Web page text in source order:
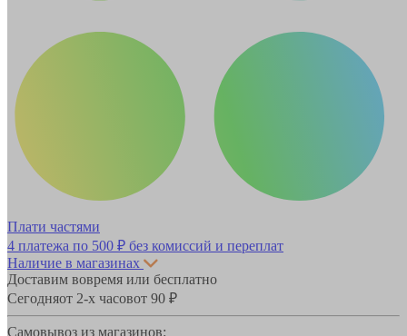
Плати частями
4 платежа по 500 ₽ без комиссий и переплат
Наличие в магазинах
Доставим вовремя или бесплатно
Сегодняот 2-х часовот 90 ₽
Самовывоз из магазинов: